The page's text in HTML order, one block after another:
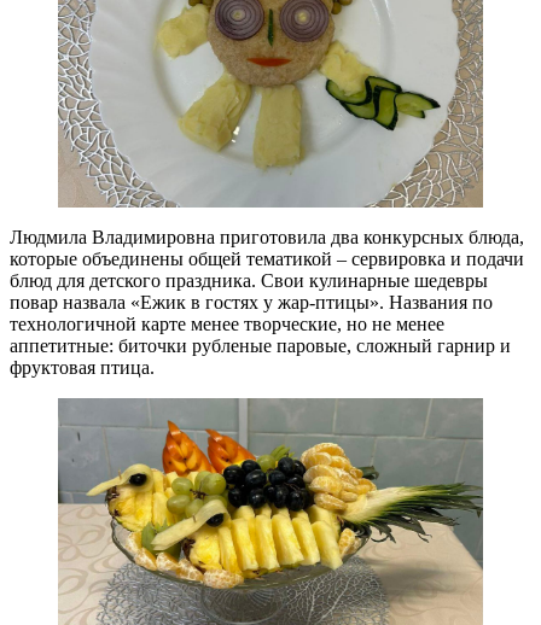
Людмила Владимировна приготовила два конкурсных блюда,
которые объединены общей тематикой – сервировка и подачи
блюд для детского праздника. Свои кулинарные шедевры
повар назвала «Ежик в гостях у жар-птицы». Названия по
технологичной карте менее творческие, но не менее
аппетитные: биточки рубленые паровые, сложный гарнир и
фруктовая птица.